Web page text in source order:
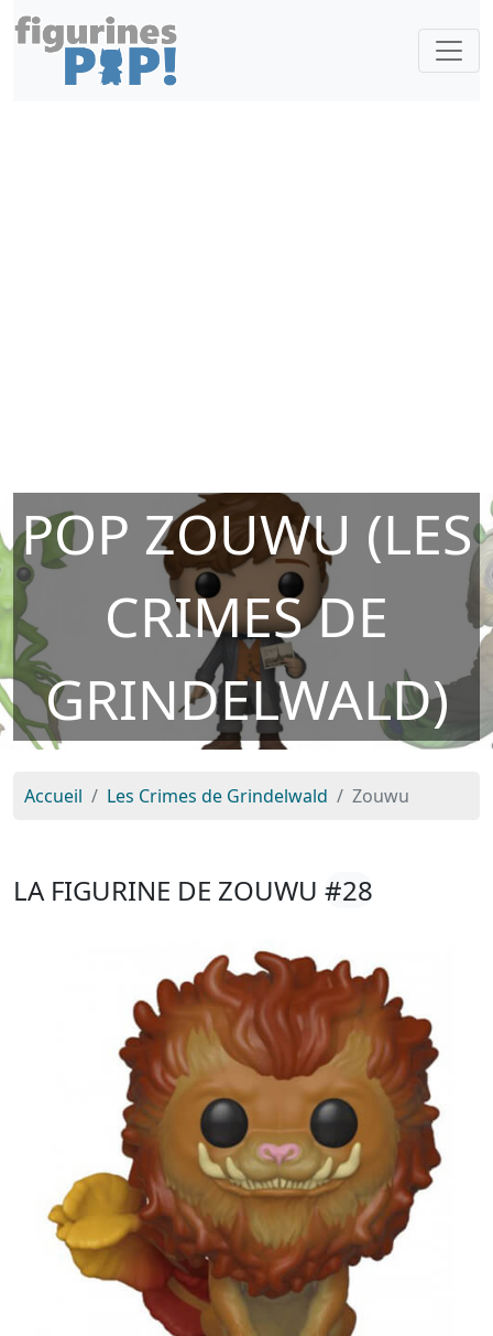
POP ZOUWU (LES
CRIMES DE
GRINDELWALD)
Accueil Les Crimes de Grindelwald Zouwu
LA FIGURINE DE ZOUWU #28